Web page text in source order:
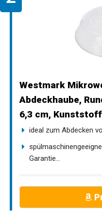
Westmark
Abdeckhaube,
6,3 cm,
ideal zum Abdecken
Garantie...